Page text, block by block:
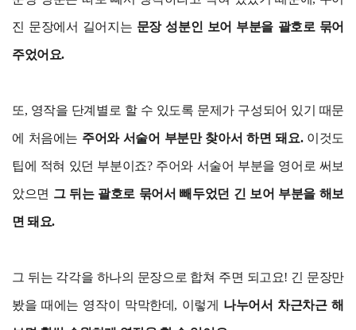
진 문장에서 길어지는 문장 성분인 보어 부분을 괄호로 묶어
주었어요.
또, 영작을 단계별로 할 수 있도록 문제가 구성되어 있기 때문
에 처음에는 주어와 서술어 부분만 찾아서 하면 돼요.이것도
팁에 적혀 있던 부분이죠? 주어와 서술어 부분을 영어로 써보
았으면 그 뒤는 괄호로 묶어서 빼두었던 긴 보어 부분을 해보
면 돼요.
그 뒤는 각각을 하나의 문장으로 합쳐 주면 되고요! 긴 문장만
봤을 때에는 영작이 막막한데, 이렇게 나누어서 차근차근 해